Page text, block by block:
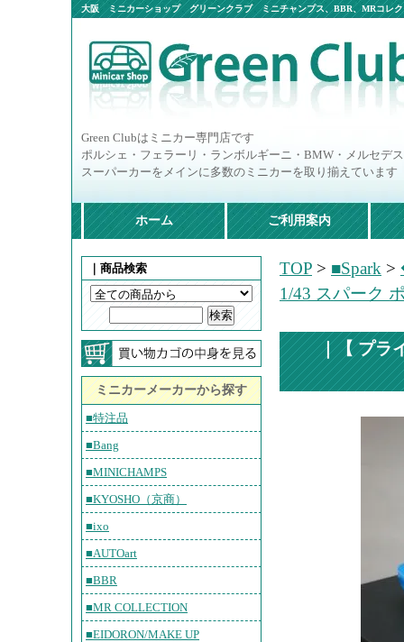
大阪 ミニカーショップ グリーンクラブ ミニチャンプス、BBR、MRコレ
Green Clubはミニカー専門店です
ポルシェ・フェラーリ・ランボルギーニ・BMW・メルセデ
スーパーカーをメインに多数のミニカーを取り揃えています
ホーム ご利用案内
｜商品検索
ミニカーメーカーから探す
■特注品
■Bang
■MINICHAMPS
■KYOSHO（京商）
■ixo
■AUTOart
■BBR
■MR COLLECTION
■EIDORON/MAKE UP
TOP > ■Spark >
1/43 スパーク
｜【 プラ